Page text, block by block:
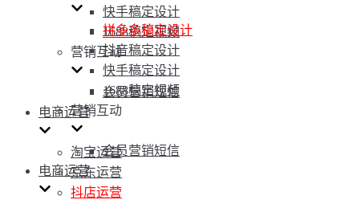
快手稿定设计
1688稿定视频
营销互动
会员营销短信
电商运营
淘宝运营
京东运营
抖店运营
拼多多稿定设计
抖音稿定设计
快手稿定设计
1688稿定视频
营销互动
会员营销短信
电商运营